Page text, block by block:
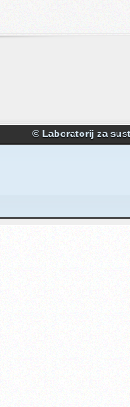
© Laboratorij za